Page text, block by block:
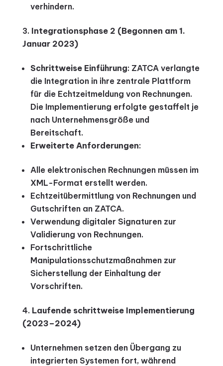
verhindern.
Integrationsphase 2 (Begonnen am 1.
Januar 2023)
Schrittweise Einführung: ZATCA verlangte
die Integration in ihre zentrale Plattform
für die Echtzeitmeldung von Rechnungen.
Die Implementierung erfolgte gestaffelt je
nach Unternehmensgröße und
Bereitschaft.
Erweiterte Anforderungen:
Alle elektronischen Rechnungen müssen im
XML-Format erstellt werden.
Echtzeitübermittlung von Rechnungen und
Gutschriften an ZATCA.
Verwendung digitaler Signaturen zur
Validierung von Rechnungen.
Fortschrittliche
Manipulationsschutzmaßnahmen zur
Sicherstellung der Einhaltung der
Vorschriften.
Laufende schrittweise Implementierung
(2023–2024)
Unternehmen setzen den Übergang zu
integrierten Systemen fort, während